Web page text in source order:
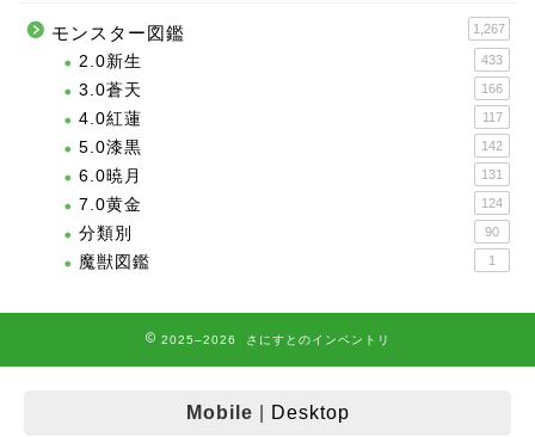
モンスター図鑑 1,267
2.0新生 433
3.0蒼天 166
4.0紅蓮 117
5.0漆黒 142
6.0暁月 131
7.0黄金 124
分類別 90
魔獣図鑑 1
2025–2026 さにすとのインベントリ
Mobile Desktop